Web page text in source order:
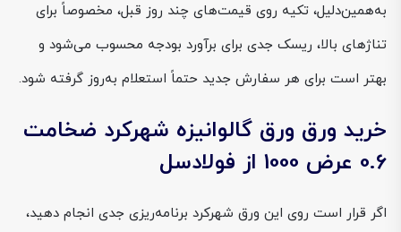
به‌همین‌دلیل، تکیه روی قیمت‌های چند روز قبل، مخصوصاً برای
تناژهای بالا، ریسک جدی برای برآورد بودجه محسوب می‌شود و
بهتر است برای هر سفارش جدید حتماً استعلام به‌روز گرفته شود.
خرید ورق ورق گالوانیزه شهرکرد ضخامت
0.6 عرض 1000 از فولادسل
اگر قرار است روی این ورق شهرکرد برنامه‌ریزی جدی انجام دهید،